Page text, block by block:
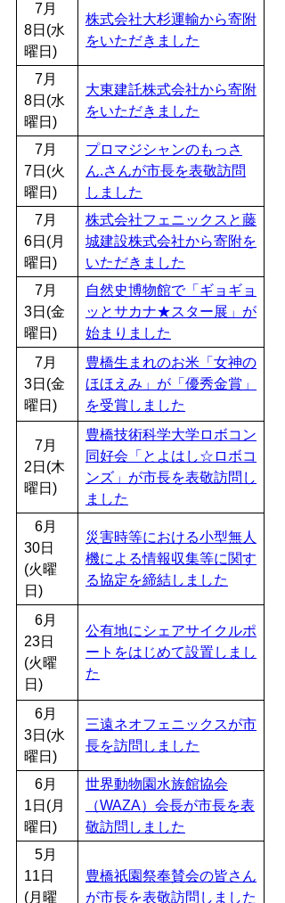
7月
8日(水
曜日)
株式会社大杉運輸から寄附
をいただきました
7月
8日(水
曜日)
大東建託株式会社から寄附
をいただきました
7月
7日(火
曜日)
プロマジシャンのもっさ
ん.さんが市長を表敬訪問
しました
7月
6日(月
曜日)
株式会社フェニックスと藤
城建設株式会社から寄附を
いただきました
7月
3日(金
曜日)
自然史博物館で「ギョギョ
ッとサカナ★スター展」が
始まりました
7月
3日(金
曜日)
豊橋生まれのお米「女神の
ほほえみ」が「優秀金賞」
を受賞しました
7月
2日(木
曜日)
豊橋技術科学大学ロボコン
同好会「とよはし☆ロボコ
ンズ」が市長を表敬訪問し
ました
6月
30日
(火曜
日)
災害時等における小型無人
機による情報収集等に関す
る協定を締結しました
6月
23日
(火曜
日)
公有地にシェアサイクルポ
ートをはじめて設置しまし
た
6月
3日(水
曜日)
三遠ネオフェニックスが市
長を訪問しました
6月
1日(月
曜日)
世界動物園水族館協会
（WAZA）会長が市長を表
敬訪問しました
5月
11日
(月曜
豊橋祇園祭奉賛会の皆さん
が市長を表敬訪問しました